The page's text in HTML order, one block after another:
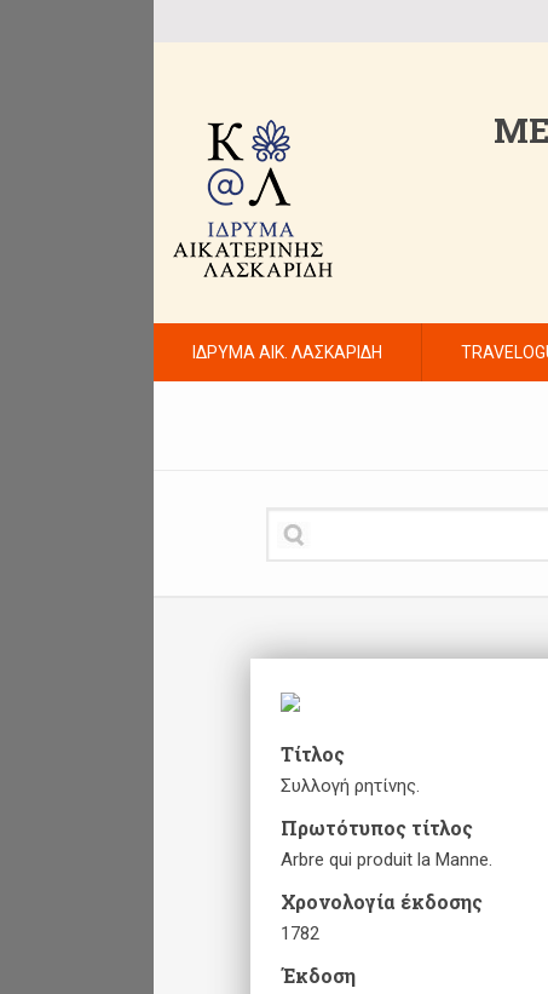
ΙΔΡΥΜΑ ΑΙΚ. ΛΑΣΚΑΡΙΔΗ
Τίτλος
Συλλογή ρητίνης.
Πρωτότυπος τίτλος
Arbre qui produit la Manne.
Χρονολογία έκδοσης
1782
Έκδοση